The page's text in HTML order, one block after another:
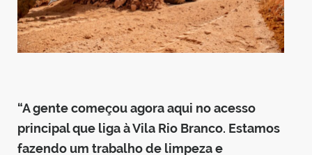
“A gente começou agora aqui no acesso
principal que liga à Vila Rio Branco. Estamos
fazendo um trabalho de limpeza e